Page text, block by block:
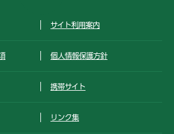
サイト利用案内
個人情報保護方針
携帯サイト
リンク集